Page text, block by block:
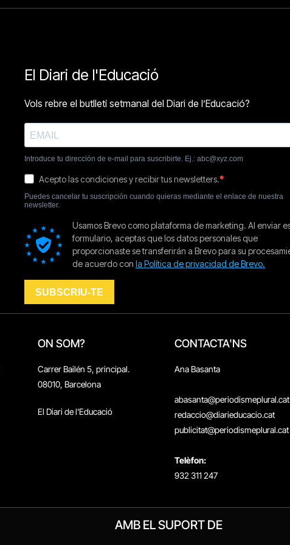
ON SOM?
Carrer Bailén 5, principal.
08010, Barcelona
El Diari de l'Educació
CONTACTA'NS
Ana Basanta
abasanta@periodismeplural.cat
redaccio@diarieducacio.cat
publicitat@periodismeplural.cat
Telèfon:
932 311 247
AMB EL SUPORT DE